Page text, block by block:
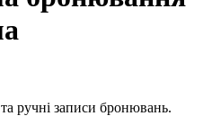
ручні записи бронювань.